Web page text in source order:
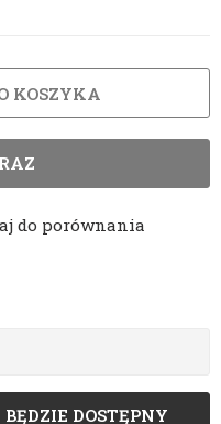
KOSZYKA
do porównania
DOSTĘPNY